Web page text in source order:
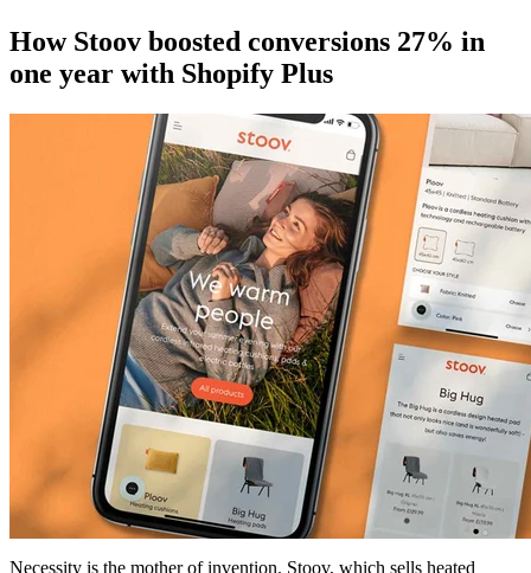
How Stoov boosted conversions 27% in
one year with Shopify Plus
Necessity is the mother of invention. Stoov, which sells heated